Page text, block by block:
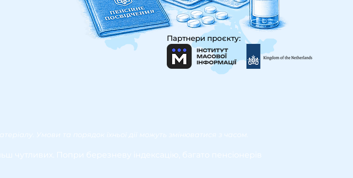
Партнери проєкту:
Умови та порядок їхньої дії можуть змінюватися з часом.
чутливих. Попри березневу індексацію, багато пенсіонерів